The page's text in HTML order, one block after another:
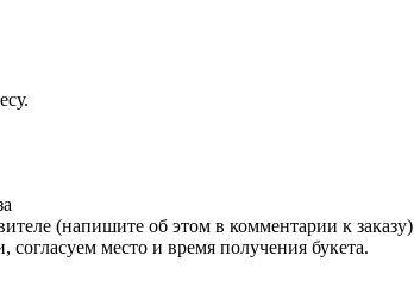
(напишите об этом в комментарии к заказу)
место и время получения букета.